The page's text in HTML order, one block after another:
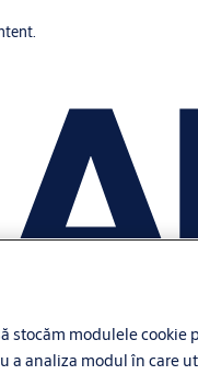
stocăm modulele
a analiza modul în care